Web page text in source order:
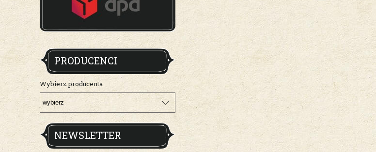
PRODUCENCI
Wybierz producenta
NEWSLETTER